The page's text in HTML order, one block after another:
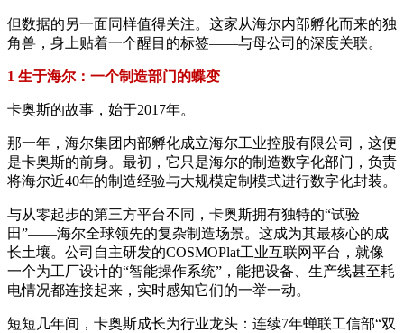
但数据的另一面同样值得关注。这家从海尔内部孵化而来的独
角兽，身上贴着一个醒目的标签——与母公司的深度关联。
1 生于海尔：一个制造部门的蝶变
卡奥斯的故事，始于2017年。
那一年，海尔集团内部孵化成立海尔工业控股有限公司，这便
是卡奥斯的前身。最初，它只是海尔的制造数字化部门，负责
将海尔近40年的制造经验与大规模定制模式进行数字化封装。
与从零起步的第三方平台不同，卡奥斯拥有独特的“试验
田”——海尔全球领先的复杂制造场景。这成为其最核心的成
长土壤。公司自主研发的COSMOPlat工业互联网平台，就像
一个为工厂设计的“智能操作系统”，能把设备、生产线甚至耗
电情况都连接起来，实时感知它们的一举一动。
短短几年间，卡奥斯成长为行业龙头：连续7年蝉联工信部“双